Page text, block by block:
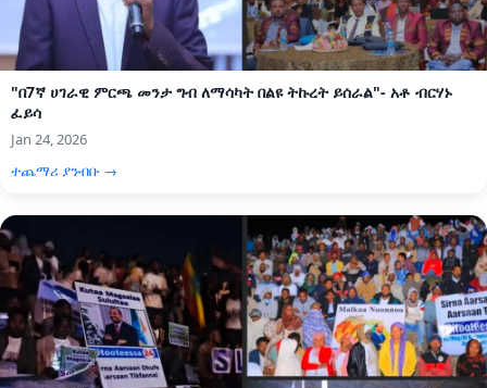
"በ7ኛ ሀገራዊ ምርጫ መንታ ግብ ለማሳካት በልዩ ትኩረት ይሰራል"- አቶ ብርሃኑ
ፈይሳ
Jan 24, 2026
ተጨማሪ ያንብቡ →